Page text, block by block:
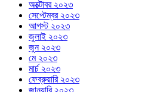
অক্টোবর ২০২৩
সেপ্টেম্বর ২০২৩
আগস্ট ২০২৩
জুলাই ২০২৩
জুন ২০২৩
মে ২০২৩
মার্চ ২০২৩
ফেব্রুয়ারি ২০২৩
জানুয়ারি ২০২৩